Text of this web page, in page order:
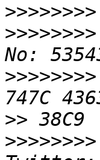
>>>>>>>>
>>>>>>>>
>>>>>>>>
>>
>>>>>>>>